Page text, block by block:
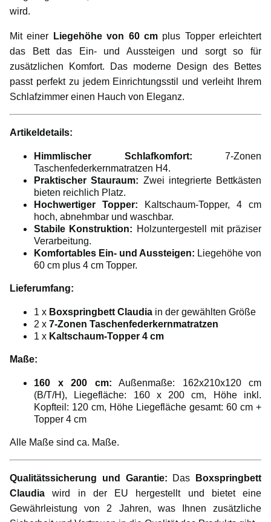
wird.
Mit einer Liegehöhe von 60 cmplus Topper erleichtert
das Bett das Ein- und Aussteigen und sorgt so für
zusätzlichen Komfort. Das moderne Design des Bettes
passt perfekt zu jedem Einrichtungsstil und verleiht Ihrem
Schlafzimmer einen Hauch von Eleganz.
Artikeldetails:
Himmlischer Schlafkomfort: 7-Zonen
Taschenfederkernmatratzen H4.
Praktischer Stauraum: Zwei integrierte Bettkästen
bieten reichlich Platz.
Hochwertiger Topper: Kaltschaum-Topper, 4 cm
hoch, abnehmbar und waschbar.
Stabile Konstruktion: Holzuntergestell mit präziser
Verarbeitung.
Komfortables Ein- und Aussteigen: Liegehöhe von
60 cm plus 4 cm Topper.
Lieferumfang:
1 x Boxspringbett Claudia in der gewählten Größe
2 x 7-Zonen Taschenfederkernmatratzen
1 x Kaltschaum-Topper 4 cm
Maße:
160 x 200 cm: Außenmaße: 162x210x120 cm
(B/T/H), Liegefläche: 160 x 200 cm, Höhe inkl.
Kopfteil: 120 cm, Höhe Liegefläche gesamt: 60 cm +
Topper 4 cm
Alle Maße sind ca. Maße.
Qualitätssicherung und Garantie: Das
Boxspringbett
Claudia wird in der EU hergestellt und bietet eine
Gewährleistung von 2 Jahren, was Ihnen zusätzliche